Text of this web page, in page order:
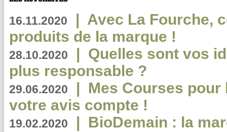
16.11.2020 | Avec La Fourche,
produits de la marque !
28.10.2020 | Quelles sont vos
plus responsable ?
29.06.2020 | Mes Courses pour
votre avis compte !
19.02.2020 | BioDemain : la